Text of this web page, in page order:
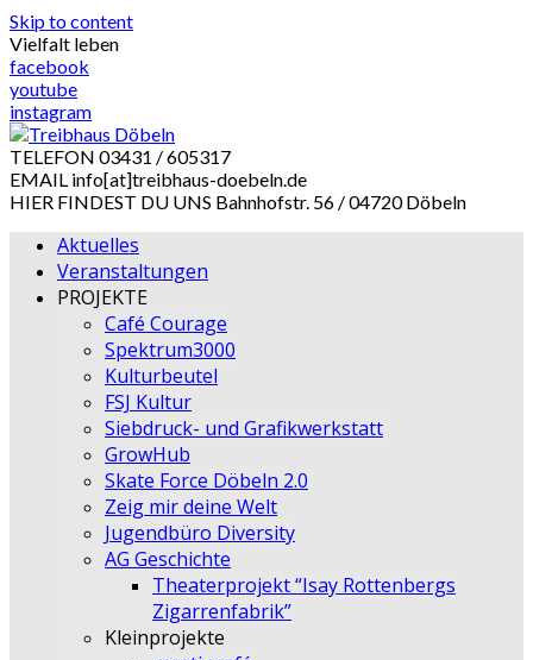
Skip to content
Vielfalt leben
facebook
youtube
instagram
TELEFON 03431 / 605317
EMAIL info[at]treibhaus-doebeln.de
HIER FINDEST DU UNS Bahnhofstr. 56 / 04720 Döbeln
Aktuelles
Veranstaltungen
PROJEKTE
Café Courage
Spektrum3000
Kulturbeutel
FSJ Kultur
Siebdruck- und Grafikwerkstatt
GrowHub
Skate Force Döbeln 2.0
Zeig mir deine Welt
Jugendbüro Diversity
AG Geschichte
Theaterprojekt “Isay Rottenbergs
Zigarrenfabrik”
Kleinprojekte